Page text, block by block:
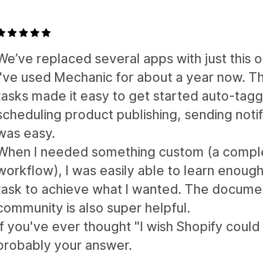
replaced several apps with just this
used Mechanic for about a year now.
made it easy to get started auto-
product publishing, sending
easy.
I needed something custom (a
I was easily able to learn
to achieve what I wanted. The
is also super helpful.
you've ever thought "I wish Shopify
your answer.